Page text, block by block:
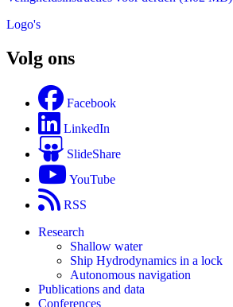
Logo's
Volg ons
Facebook
LinkedIn
SlideShare
YouTube
RSS
Research
Shallow water
Ship Hydrodynamics in a lock
Autonomous navigation
Publications and data
Conferences